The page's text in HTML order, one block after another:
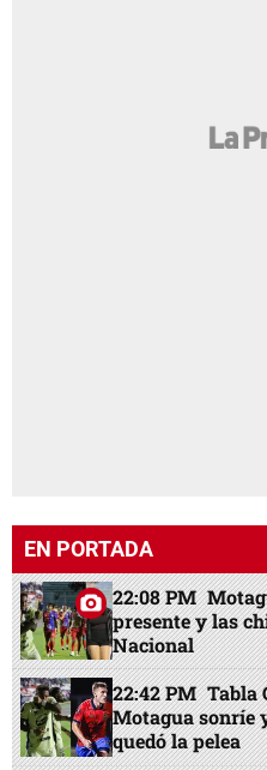
EN PORTADA
22:08 PM
presente y las
Nacional
22:42 PM Tabla
Motagua sonríe
quedó la pelea